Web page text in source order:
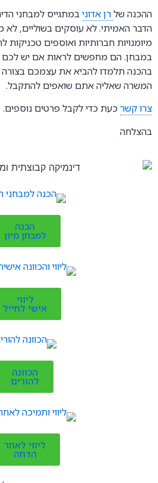
ההכנה שלרן אדוניבמתגייס למבחני
הדבר האמיתי. לא עוסקים בשוליים,
מיומנויות חברותיות ואוספים
במבחן. הם מחפשים לראות אם יש
בהכנה תלמדו להביא את עצמכם בצורה
המשרה שאליה אתם שואפים להתקבל.
צרו קשרכעת כדי לקבל פרטים נוספים.
בהצלחה
הכנה
למבחן מיון
ליווי
אישי לחייל
הכוונה
להורים
ליווי לאחר
הדחה